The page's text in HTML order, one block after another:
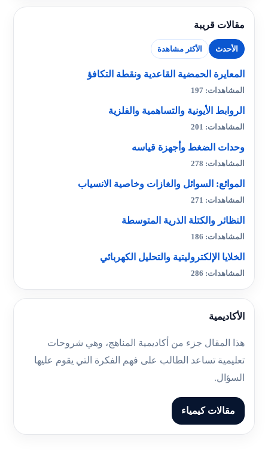
مقالات قريبة
الأحدث الأكثر مشاهدة
المعايرة الحمضية القاعدية ونقطة التكافؤ
المشاهدات: 197
الروابط الأيونية والتساهمية والفلزية
المشاهدات: 201
وحدات الضغط وأجهزة قياسه
المشاهدات: 278
الموائع: السوائل والغازات وخاصية الانسياب
المشاهدات: 271
النظائر والكتلة الذرية المتوسطة
المشاهدات: 186
الخلايا الإلكتروليتية والتحليل الكهربائي
المشاهدات: 286
الأكاديمية
هذا المقال جزء من أكاديمية المناهج، وهي شروحات
تعليمية تساعد الطالب على فهم الفكرة التي يقوم عليها
السؤال.
مقالات كيمياء